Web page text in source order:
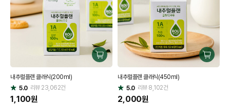
구
매
내추럴플랜 클래식(200ml)
별
점
5.0 리뷰23,062건
1,100원
구
매
내추럴플랜 클래식(450ml)
별
점
5.0 리뷰8,102건
2,000원